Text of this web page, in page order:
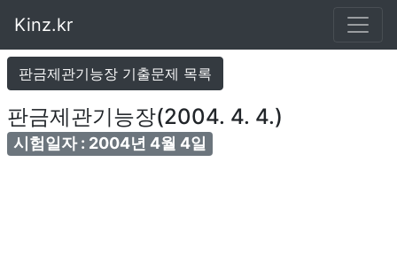
Kinz.kr
판금제관기능장 기출문제 목록
판금제관기능장(2004. 4. 4.)
시험일자 : 2004년 4월 4일